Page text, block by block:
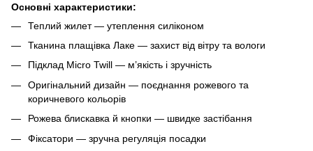
Основні характеристики:
Теплий жилет — утеплення силіконом
Тканина плащівка Лаке — захист від вітру та вологи
Підклад Micro Twill — м’якість і зручність
Оригінальний дизайн — поєднання рожевого та
коричневого кольорів
Рожева блискавка й кнопки — швидке застібання
Фіксатори — зручна регуляція посадки